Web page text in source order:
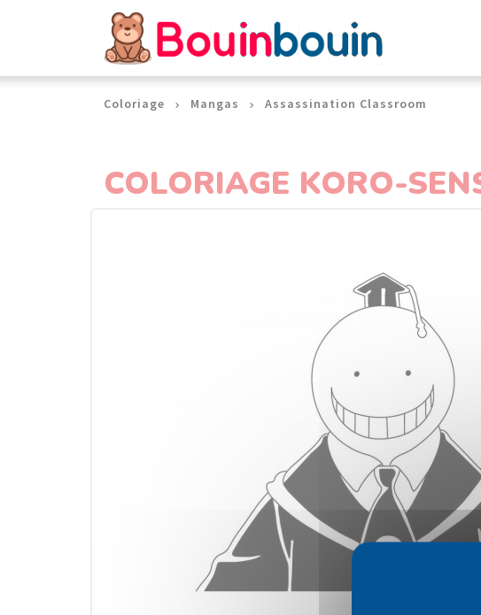
Coloriage Mangas Assassination Classroom
COLORIAGE KORO-
Panneau de gestion des cookies